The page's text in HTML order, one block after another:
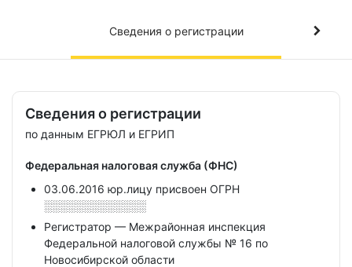
Сведения о регистрации
Сведения о регистрации
по данным ЕГРЮЛ и ЕГРИП
Федеральная налоговая служба (ФНС)
03.06.2016 юр.лицу присвоен ОГРН
░░░░░░░░░░░░░
Регистратор — Межрайонная инспекция
Федеральной налоговой службы № 16 по
Новосибирской области